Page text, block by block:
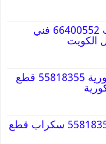
تظليل سيارة الكويت 66400552 فني
الكويت
قطع غيار سيارات كورية 55818355 قطع
قطع غيار كاديلاك 55818355 سكراب قطع